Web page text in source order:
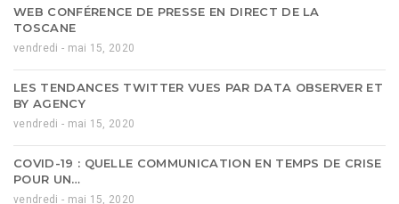
WEB CONFÉRENCE DE PRESSE EN DIRECT DE LA
TOSCANE
vendredi - mai 15, 2020
LES TENDANCES TWITTER VUES PAR DATA OBSERVER ET
BY AGENCY
vendredi - mai 15, 2020
COVID-19 : QUELLE COMMUNICATION EN TEMPS DE CRISE
POUR UN…
vendredi - mai 15, 2020